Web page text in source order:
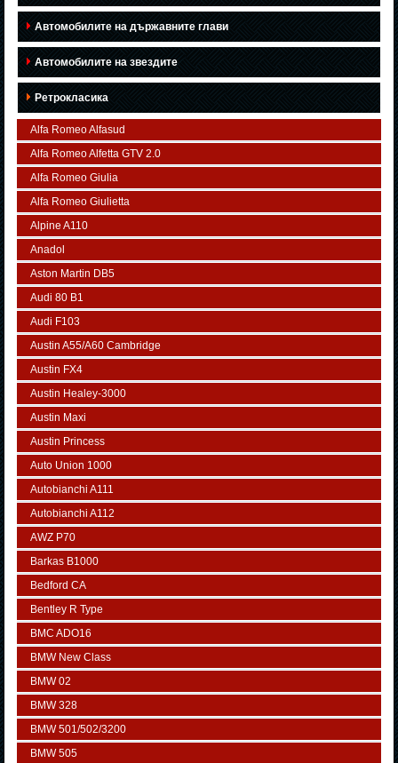
Автомобилите на държавните глави
Автомобилите на звездите
Ретрокласика
Alfa Romeo Alfasud
Alfa Romeo Alfetta GTV 2.0
Alfa Romeo Giulia
Alfa Romeo Giulietta
Alpine A110
Anadol
Aston Martin DB5
Audi 80 B1
Audi F103
Austin A55/A60 Cambridge
Austin FX4
Austin Healey-3000
Austin Maxi
Austin Princess
Auto Union 1000
Autobianchi A111
Autobianchi A112
AWZ P70
Barkas B1000
Bedford CA
Bentley R Type
BMC ADO16
BMW New Class
BMW 02
BMW 328
BMW 501/502/3200
BMW 505